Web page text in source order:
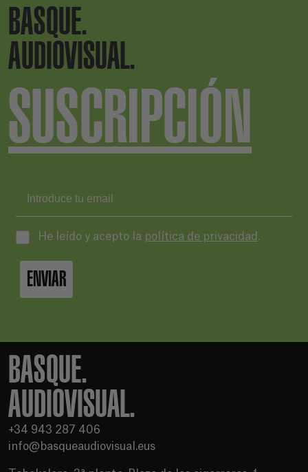
BASQUE.
AUDIOVISUAL.
SUSCRIPCIÓN
He leído y acepto la política de privacidad .
ENVIAR
BASQUE.
AUDIOVISUAL.
+34 943 287 406
info@basqueaudiovisual.eus